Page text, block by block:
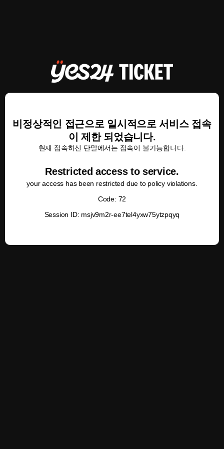
비정상적인 접근으로 일시적으로 서비스 접속
이 제한 되었습니다.
현재 접속하신 단말에서는 접속이 불가능합니다.
Restricted access to service.
your access has been restricted due to policy violations.
Code: 72
Session ID: msjv9m2r-ee7tel4yxw75ytzpqyq